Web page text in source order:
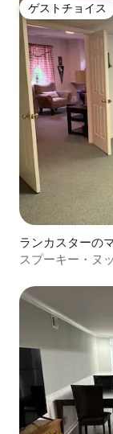
ゲストチョイス
ゲストチョイス
ランカスターの
スプーキー・ヌ